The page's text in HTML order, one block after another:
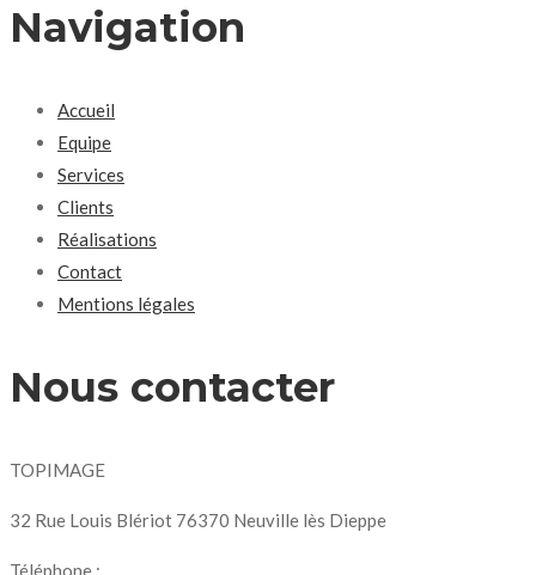
Navigation
Accueil
Equipe
Services
Clients
Réalisations
Contact
Mentions légales
Nous contacter
TOPIMAGE
32 Rue Louis Blériot 76370 Neuville lès Dieppe
Téléphone :